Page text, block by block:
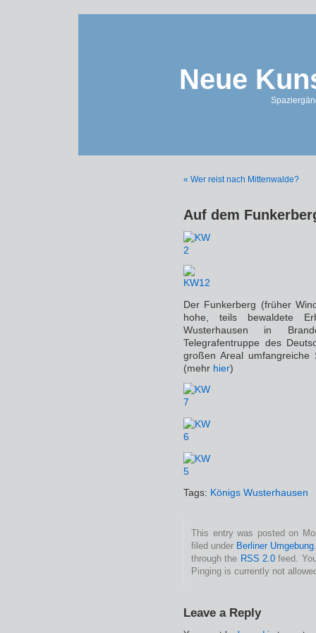
Neue
« Wer reist nach Mittenwalde?
Auf dem
Der Funkerberg (früher
hohe, teils bewaldete
Wusterhausen in
Telegrafentruppe des
großen Areal umfangreiche
(mehr hier)
Tags: Königs Wusterhausen
This entry was posted on
filed under Berliner Umgebung
through the RSS 2.0 feed.
Pinging is currently not
Leave a Reply